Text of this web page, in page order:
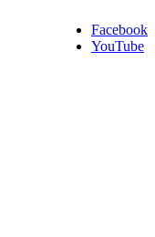
Facebook
YouTube